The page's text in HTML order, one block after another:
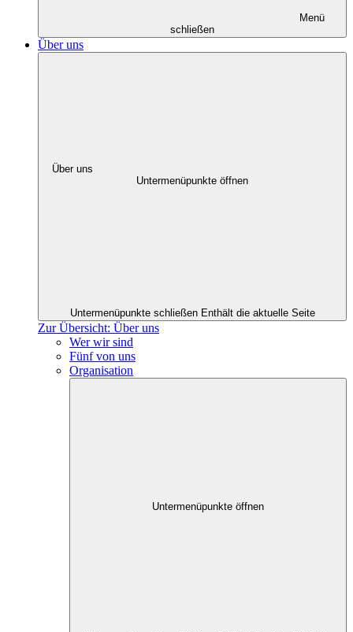
Menü
schließen
Über uns
Über uns
Untermenüpunkte öffnen
Untermenüpunkte schließen Enthält die aktuelle Seite
Zur Übersicht: Über uns
Wer wir sind
Fünf von uns
Organisation
Untermenüpunkte öffnen